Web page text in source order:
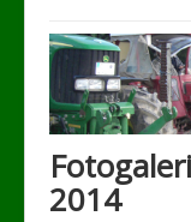
Home
Die Idee
Unsere
Veranstaltungen
Fotogalerie
2014